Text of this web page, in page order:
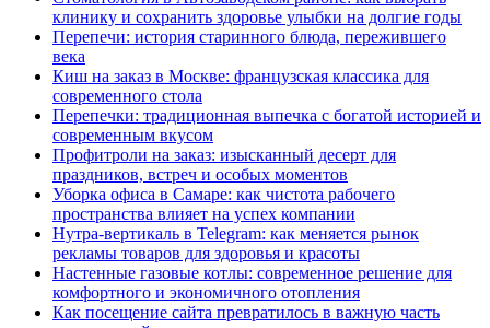
клинику и сохранить здоровье улыбки на долгие годы
Перепечи: история старинного блюда, пережившего
века
Киш на заказ в Москве: французская классика для
современного стола
Перепечки: традиционная выпечка с богатой историей и
современным вкусом
Профитроли на заказ: изысканный десерт для
праздников, встреч и особых моментов
Уборка офиса в Самаре: как чистота рабочего
пространства влияет на успех компании
Нутра-вертикаль в Telegram: как меняется рынок
рекламы товаров для здоровья и красоты
Настенные газовые котлы: современное решение для
комфортного и экономичного отопления
Как посещение сайта превратилось в важную часть